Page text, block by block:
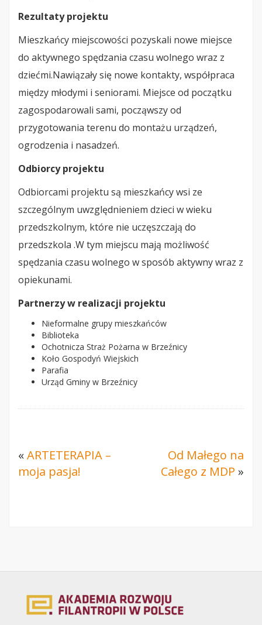
Rezultaty projektu
Mieszkańcy miejscowości pozyskali nowe miejsce
do aktywnego spędzania czasu wolnego wraz z
dziećmi.Nawiązały się nowe kontakty, współpraca
między młodymi i seniorami. Miejsce od początku
zagospodarowali sami, począwszy od
przygotowania terenu do montażu urządzeń,
ogrodzenia i nasadzeń.
Odbiorcy projektu
Odbiorcami projektu są mieszkańcy wsi ze
szczególnym uwzględnieniem dzieci w wieku
przedszkolnym, które nie uczęszczają do
przedszkola .W tym miejscu mają możliwość
spędzania czasu wolnego w sposób aktywny wraz z
opiekunami.
Partnerzy w realizacji projektu
Nieformalne grupy mieszkańców
Biblioteka
Ochotnicza Straż Pożarna w Brzeźnicy
Koło Gospodyń Wiejskich
Parafia
Urząd Gminy w Brzeźnicy
«ARTETERAPIA –
moja pasja!
Od Małego na
Całego z MDP »